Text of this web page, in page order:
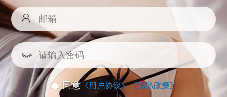
同意《用户协议》《隐私政策》